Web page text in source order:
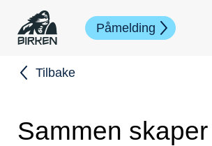
Påmelding
Tilbake
Sammen